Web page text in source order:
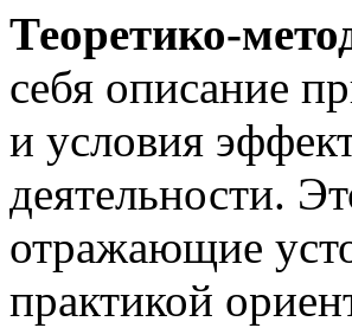
Теоретико-
себя описание
и условия
деятельности.
отражающие
практикой